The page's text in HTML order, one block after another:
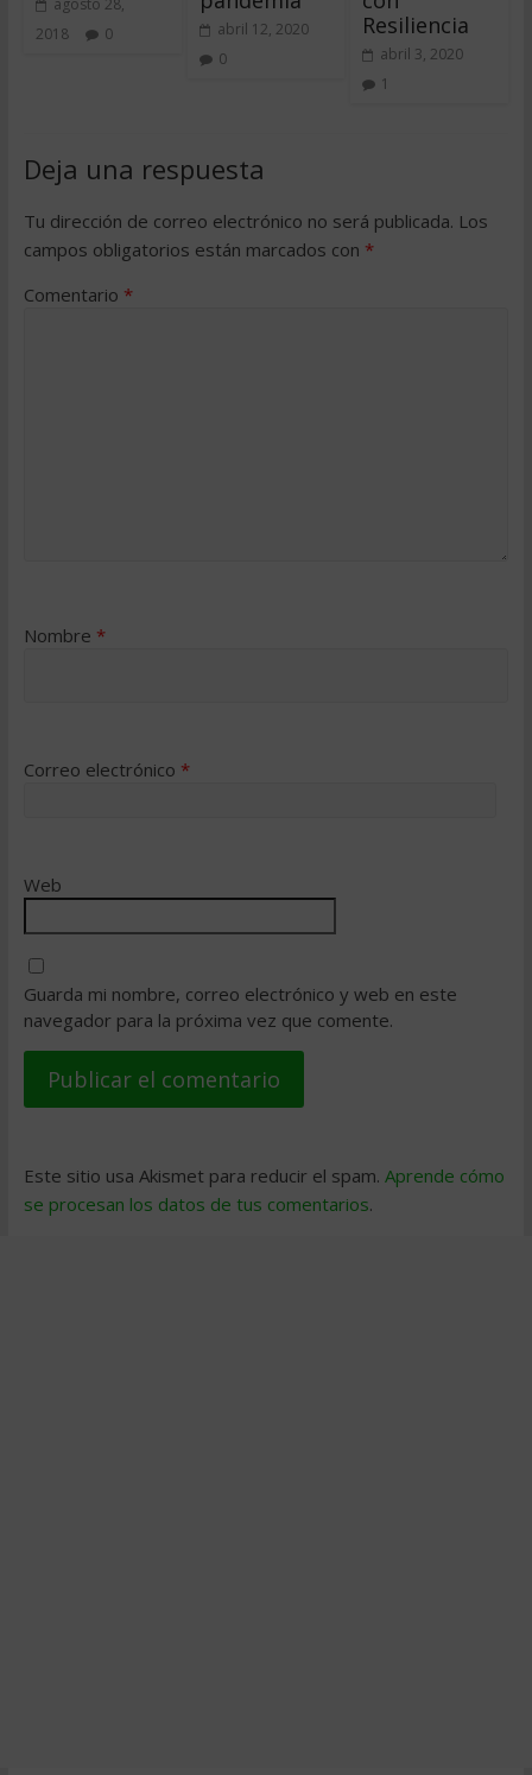
2018
0
abril 12, 2020
0
Resiliencia
abril 3, 2020
1
Deja una respuesta
Tu dirección de correo electrónico no será publicada. Los
campos obligatorios están marcados con *
Comentario *
Nombre *
Correo electrónico *
Web
Guarda mi nombre, correo electrónico y web en este
navegador para la próxima vez que comente.
Este sitio usa Akismet para reducir el spam. Aprende cómo
se procesan los datos de tus comentarios.